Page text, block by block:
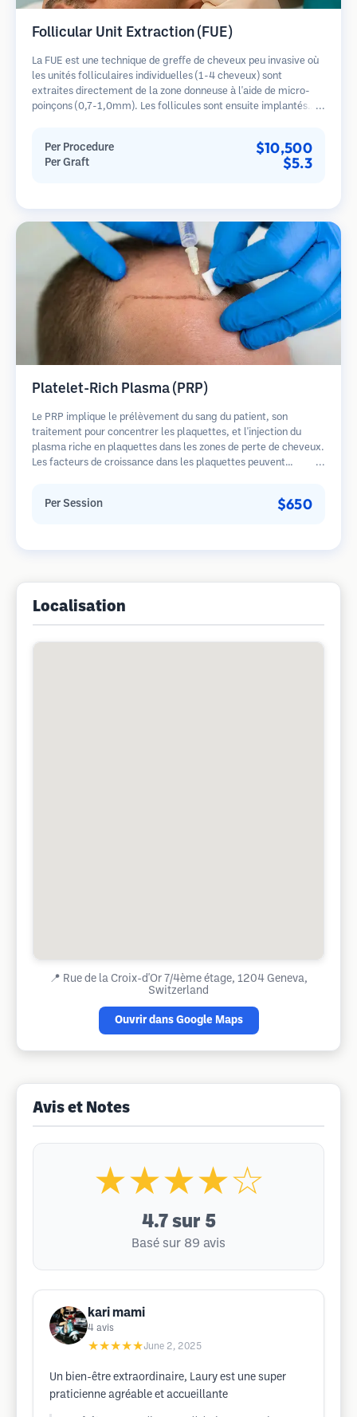
Follicular Unit Extraction (FUE)
La FUE est une technique de greffe de cheveux peu invasive où
les unités folliculaires individuelles (1-4 cheveux) sont
extraites directement de la zone donneuse à l'aide de micro-
poinçons (0,7-1,0mm). Les follicules sont ensuite implantés
guérison plus rapide par rapport aux méthodes de prélèvement
en bandelette.
Per Procedure $10,500
Per Graft $5.3
Platelet-Rich Plasma (PRP)
Le PRP implique le prélèvement du sang du patient, son
traitement pour concentrer les plaquettes, et l'injection du
plasma riche en plaquettes dans les zones de perte de cheveux.
Les facteurs de croissance dans les plaquettes peuvent
Plusieurs séances sont généralement nécessaires.
Per Session $650
Localisation
📍 Rue de la Croix-d'Or 7/4ème étage, 1204 Geneva,
Switzerland
Ouvrir dans Google Maps
Avis et Notes
★★★★☆
4.7 sur 5
Basé sur 89 avis
kari mami
4 avis
★★★★★June 2, 2025
Un bien-être extraordinaire, Laury est une super
praticienne agréable et accueillante